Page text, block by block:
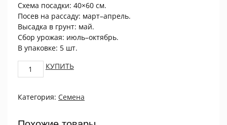
Схема посадки: 40×60 см.
Посев на рассаду: март–апрель.
Высадка в грунт: май.
Сбор урожая: июль–октябрь.
В упаковке: 5 шт.
Томат
Рихам
5
ПРОЦВЕТОК
КУПИТЬ
Категория: Семена